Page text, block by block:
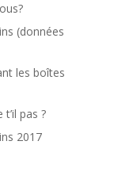
(données
les boîtes
pas ?
2017